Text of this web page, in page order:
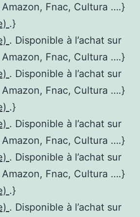
Fnac, Cultura ….}
.}
. Disponible à l’achat sur
Fnac, Cultura ….}
. Disponible à l’achat sur
Fnac, Cultura ….}
.}
. Disponible à l’achat sur
Fnac, Cultura ….}
. Disponible à l’achat sur
Fnac, Cultura ….}
.}
. Disponible à l’achat sur